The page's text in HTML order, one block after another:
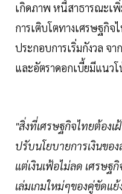
เกิดภาพ หนี้สาธารณะเ
การเติบโตทางเศรษฐกิ
ประกอบการเริ่มกังวล จ
และอัตราดอกเบี้ยมีแนว
"สิ่งที่เศรษฐกิจไทยต้องเ
ปรับนโยบายการเงินขอ
แต่เงินเฟ้อไม่ลด เศรษฐ
เล่มเกมใหม่ๆของคู่ขัดแ